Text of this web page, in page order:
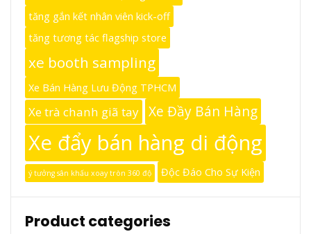
tăng gắn kết nhân viên kick-off
tăng tương tác flagship store
xe booth sampling
Xe Bán Hàng Lưu Động TPHCM
Xe trà chanh giã tay Xe Đầy Bán Hàng
Xe đẩy bán hàng di động
ý tưởng sân khấu xoay tròn 360 độ Độc Đáo Cho Sự Kiện
Product categories